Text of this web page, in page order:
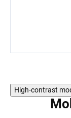
High-contrast